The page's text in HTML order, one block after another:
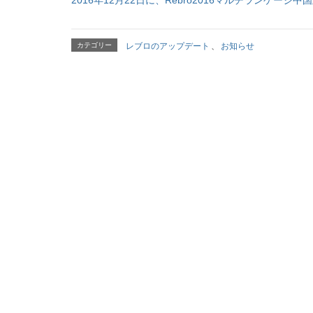
カテゴリー レブロのアップデート 、 お知らせ